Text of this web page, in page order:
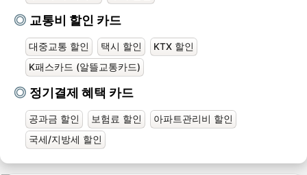
교통비 할인 카드
대중교통 할인 택시 할인
KTX 할인
K패스카드 (알뜰교통카드)
정기결제 혜택 카드
공과금 할인 보험료 할인
아파트관리비 할인
국세/지방세 할인